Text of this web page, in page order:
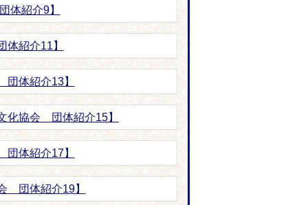
体紹介9】
紹介11】
体紹介13】
化協会 団体紹介15】
体紹介17】
団体紹介19】